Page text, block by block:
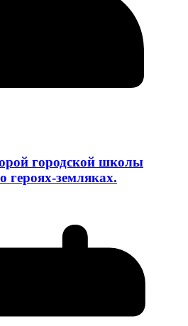
городской школы
земляках.